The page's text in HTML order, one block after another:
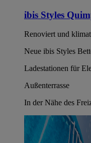
ibis Styles
Renoviert und
Neue ibis Styles
Ladestationen für
Außenterrasse
In der Nähe des